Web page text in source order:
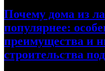
Почему дома из
популярнее:
преимущества и
строительства